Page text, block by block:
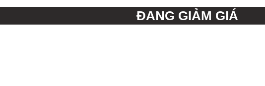
ĐANG GIẢM GIÁ